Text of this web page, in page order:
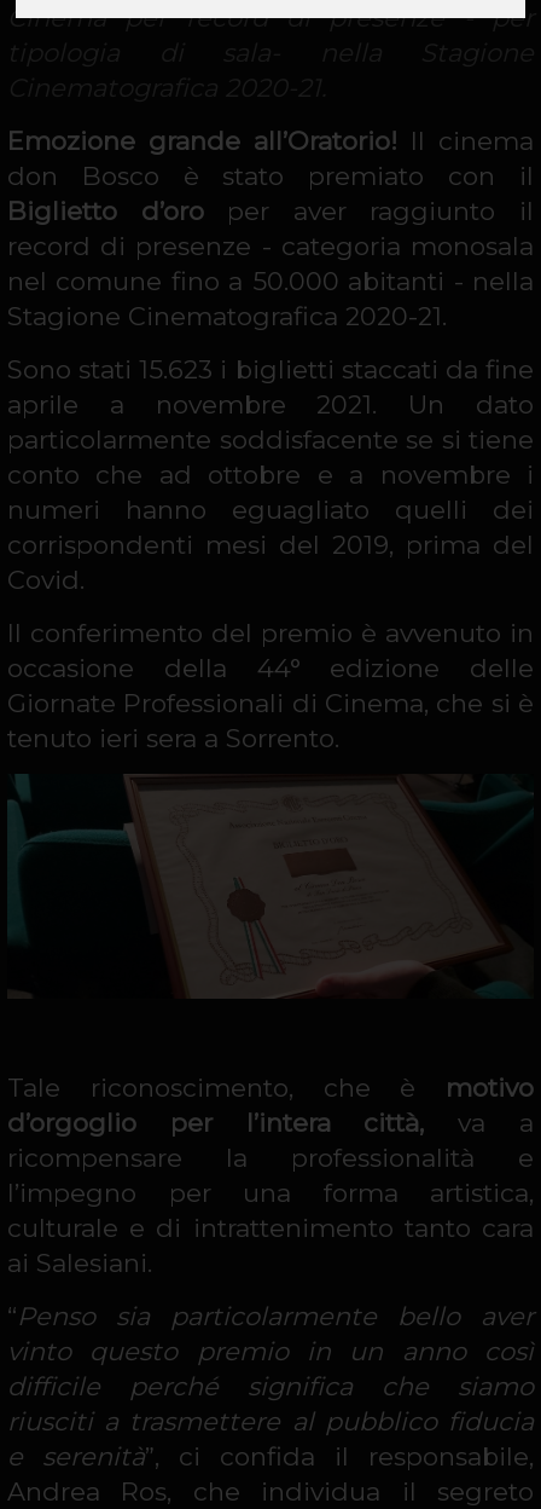
Cinema per record di presenze - per
Emozione grande all’Oratorio! Il cinema
don Bosco è stato premiato con il
Biglietto d’oroper aver raggiunto il
record di presenze - categoria monosala
nel comune fino a 50.000 abitanti - nella
Stagione Cinematografica 2020-21.
Sono stati 15.623 i biglietti staccati da fine
aprile a novembre 2021. Un dato
particolarmente soddisfacente se si tiene
conto che ad ottobre e a novembre i
numeri hanno eguagliato quelli dei
corrispondenti mesi del 2019, prima del
Covid.
Il conferimento del premio è avvenuto in
occasione della 44° edizione delle
Giornate Professionali di Cinema, che si è
tenuto ieri sera a Sorrento.
Tale riconoscimento, che è motivo
d’orgoglio per l’intera città,va a
ricompensare la professionalità e
l’impegno per una forma artistica,
culturale e di intrattenimento tanto cara
ai Salesiani.
“Penso sia particolarmente bello aver
vinto questo premio in un anno così
difficile perché significa che siamo
riusciti a trasmettere al pubblico fiducia
e serenità”, ci confida il responsabile,
Andrea Ros, che individua il segreto